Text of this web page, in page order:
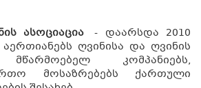
ასოციაცია - დაარსდა 2010
ღვინისა და ღვინის
მწარმოებელ კომპანიებს,
მოსაზრებებს ქართული